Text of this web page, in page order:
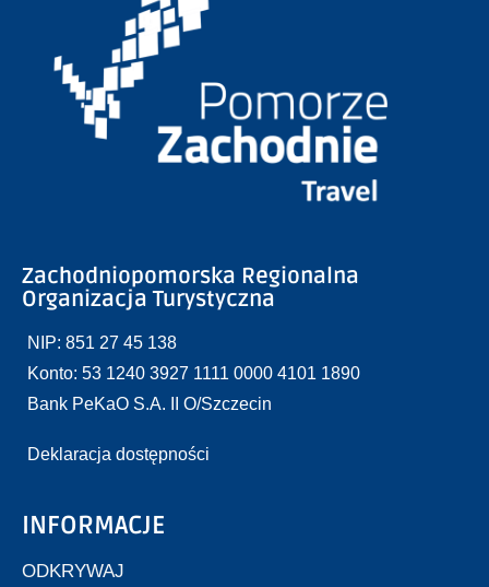
Zachodniopomorska Regionalna
Organizacja Turystyczna
NIP: 851 27 45 138
Konto: 53 1240 3927 1111 0000 4101 1890
Bank PeKaO S.A. II O/Szczecin
Deklaracja dostępności
INFORMACJE
ODKRYWAJ